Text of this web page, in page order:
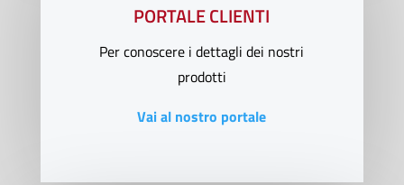
PORTALE CLIENTI
Per conoscere i dettagli dei nostri
prodotti
Vai al nostro portale